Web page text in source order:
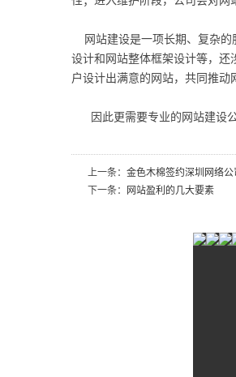
网站建设是一项长期、复杂的
设计和网站整体框架设计等，还
户设计出满意的网站，共同推动
因此更需要专业的网站建设公
上一条： 金色木棉签约深圳网络公
下一条： 网站盈利的几大要素